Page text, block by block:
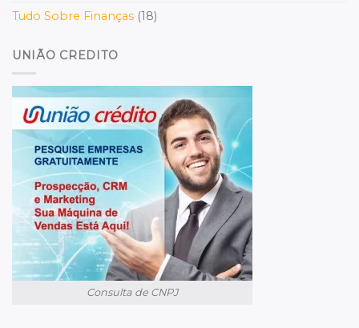
Tudo Sobre Finanças (18)
UNIÃO CREDITO
Consulta de CNPJ